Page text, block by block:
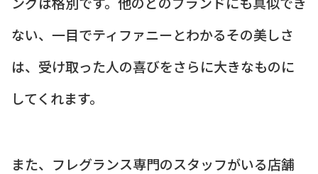
ない、一目でティファニーとわかるその美しさ
は、受け取った人の喜びをさらに大きなものに
してくれます。
また、フレグランス専門のスタッフがいる店舗